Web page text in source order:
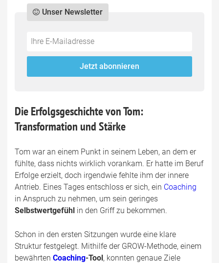
Do
fill
Unser Newsletter
*Ihre
Mailadresse:
Jetzt abonnieren
Die Erfolgsgeschichte von Tom:
Transformation und Stärke
Tom war an einem Punkt in seinem Leben, an dem er
fühlte, dass nichts wirklich vorankam. Er hatte im Beruf
Erfolge erzielt, doch irgendwie fehlte ihm der innere
Antrieb. Eines Tages entschloss er sich, ein Coaching
in Anspruch zu nehmen, um sein geringes
Selbstwertgefühl in den Griff zu bekommen.
Schon in den ersten Sitzungen wurde eine klare
Struktur festgelegt. Mithilfe der GROW-Methode, einem
bewährten Coaching-Tool, konnten genaue Ziele